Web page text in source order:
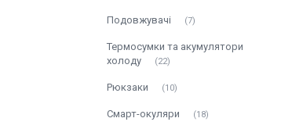
Подовжувачі 7
Термосумки та акумулятори
холоду
22
Рюкзаки 10
Смарт-окуляри 18